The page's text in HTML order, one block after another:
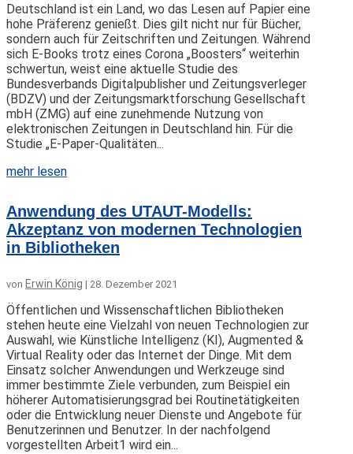
Deutschland ist ein Land, wo das Lesen auf Papier eine
hohe Präferenz genießt. Dies gilt nicht nur für Bücher,
sondern auch für Zeitschriften und Zeitungen. Während
sich E-Books trotz eines Corona „Boosters“ weiterhin
schwertun, weist eine aktuelle Studie des
Bundesverbands Digitalpublisher und Zeitungsverleger
(BDZV) und der Zeitungsmarktforschung Gesellschaft
mbH (ZMG) auf eine zunehmende Nutzung von
elektronischen Zeitungen in Deutschland hin. Für die
Studie „E-Paper-Qualitäten...
mehr lesen
Anwendung des UTAUT-Modells:
Akzeptanz von modernen Technologien
in Bibliotheken
von Erwin König | 28. Dezember 2021
Öffentlichen und Wissenschaftlichen Bibliotheken
stehen heute eine Vielzahl von neuen Technologien zur
Auswahl, wie Künstliche Intelligenz (KI), Augmented &
Virtual Reality oder das Internet der Dinge. Mit dem
Einsatz solcher Anwendungen und Werkzeuge sind
immer bestimmte Ziele verbunden, zum Beispiel ein
höherer Automatisierungsgrad bei Routinetätigkeiten
oder die Entwicklung neuer Dienste und Angebote für
Benutzerinnen und Benutzer. In der nachfolgend
vorgestellten Arbeit1 wird ein...